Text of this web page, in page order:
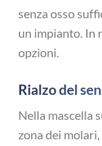
senza osso
un impianto. In
opzioni.
Rialzo del
Nella mascella
zona dei